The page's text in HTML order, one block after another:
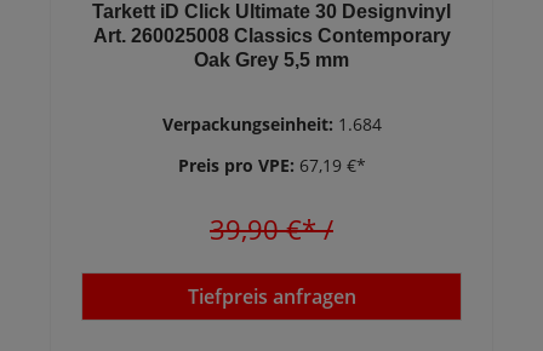
Tarkett iD Click Ultimate 30 Designvinyl
Art. 260025008 Classics Contemporary
Oak Grey 5,5 mm
Verpackungseinheit: 1.684
Preis pro VPE: 67,19 €*
39,90 €*/
Tiefpreis anfragen